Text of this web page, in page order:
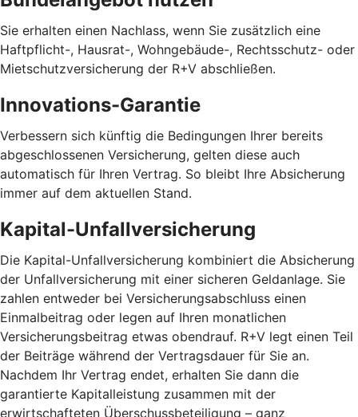
Sie erhalten einen Nachlass, wenn Sie zusätzlich eine
Haftpflicht-, Hausrat-, Wohngebäude-, Rechtsschutz- oder
Mietschutzversicherung der R+V abschließen.
Innovations-Garantie
Verbessern sich künftig die Bedingungen Ihrer bereits
abgeschlossenen Versicherung, gelten diese auch
automatisch für Ihren Vertrag. So bleibt Ihre Absicherung
immer auf dem aktuellen Stand.
Kapital-Unfallversicherung
Die Kapital-Unfallversicherung kombiniert die Absicherung
der Unfallversicherung mit einer sicheren Geldanlage. Sie
zahlen entweder bei Versicherungsabschluss einen
Einmalbeitrag oder legen auf Ihren monatlichen
Versicherungsbeitrag etwas obendrauf. R+V legt einen Teil
der Beiträge während der Vertragsdauer für Sie an.
Nachdem Ihr Vertrag endet, erhalten Sie dann die
garantierte Kapitalleistung zusammen mit der
erwirtschafteten Überschussbeteiligung – ganz